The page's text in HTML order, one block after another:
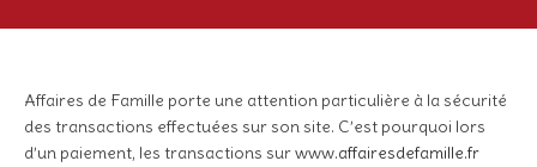
Affaires de Famille porte une attention particulière à la sécurité
des transactions effectuées sur son site. C’est pourquoi lors
d’un paiement, les transactions surwww.affairesdefamille.fr